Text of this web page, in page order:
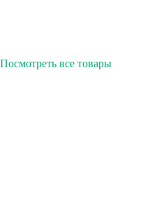
Посмотреть все товары